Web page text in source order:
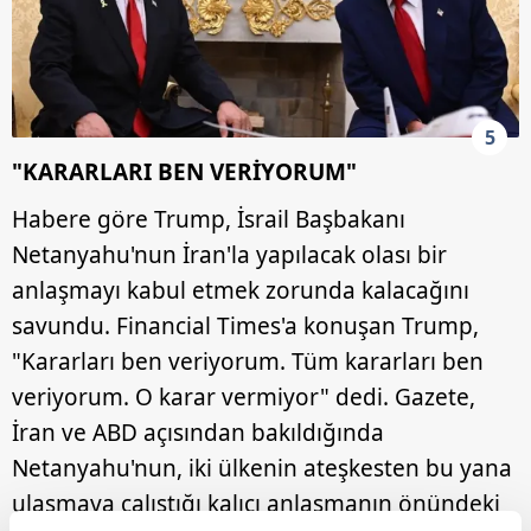
5
"KARARLARI BEN VERİYORUM"
Habere göre Trump, İsrail Başbakanı
Netanyahu'nun İran'la yapılacak olası bir
anlaşmayı kabul etmek zorunda kalacağını
savundu. Financial Times'a konuşan Trump,
"Kararları ben veriyorum. Tüm kararları ben
veriyorum. O karar vermiyor" dedi. Gazete,
İran ve ABD açısından bakıldığında
Netanyahu'nun, iki ülkenin ateşkesten bu yana
ulaşmaya çalıştığı kalıcı anlaşmanın önündeki